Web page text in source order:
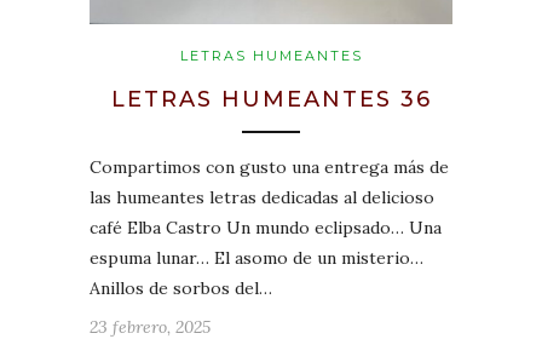
LETRAS HUMEANTES
LETRAS HUMEANTES 36
Compartimos con gusto una entrega más de
las humeantes letras dedicadas al delicioso
café Elba Castro Un mundo eclipsado… Una
espuma lunar… El asomo de un misterio…
Anillos de sorbos del…
23 febrero, 2025